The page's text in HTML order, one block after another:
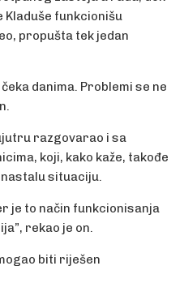
Kladuše funkcionišu
propušta tek jedan
danima. Problemi se ne
razgovarao i sa
koji, kako kaže, takođe
situaciju.
je to način funkcionisanja
rekao je on.
biti riješen